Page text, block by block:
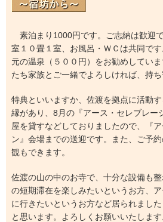
素泊まり1000円です。ご志納は歓迎
室１０畳１室、お風呂・ＷＣは共同で
元の温泉（５００円）をお勧めしてい
たち家族とご一緒でよろしければ、持ち
特典といいますか、佐渡を拠点に活動
縁があり、8月の『アース・セレブレー
屋を貸すなどしておりましたので、『
ン』会場までの送迎です。また、ご予
観もできます。
佐渡の山の中のお寺で、十分な設備も
の短期滞在を楽しみたいというお方、
に行きたいというお方など居られまし
と思います。よろしくお願いいたします